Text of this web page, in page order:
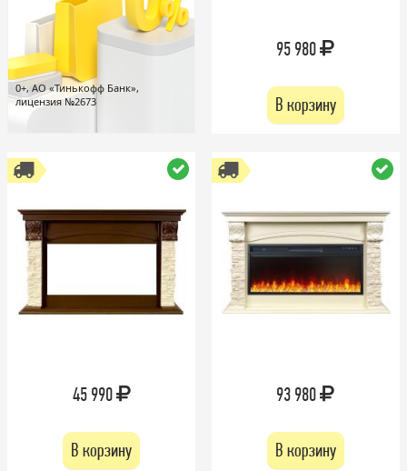
0+, АО «Тинькофф Банк»,
лицензия №2673
95 980
В корзину
45 990
В корзину
93 980
В корзину